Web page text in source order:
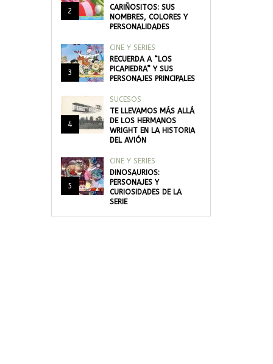
2
CARIÑOSITOS: SUS
NOMBRES, COLORES Y
PERSONALIDADES
3
CINE Y SERIES
RECUERDA A “LOS
PICAPIEDRA” Y SUS
PERSONAJES PRINCIPALES
4
SUCESOS
TE LLEVAMOS MÁS ALLÁ
DE LOS HERMANOS
WRIGHT EN LA HISTORIA
DEL AVIÓN
5
CINE Y SERIES
DINOSAURIOS:
PERSONAJES Y
CURIOSIDADES DE LA
SERIE